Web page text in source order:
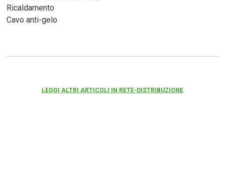
Ricaldamento
Cavo anti-gelo
LEGGI ALTRI ARTICOLI IN RETE-DISTRIBUZIONE